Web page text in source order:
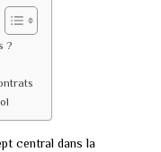
?
central dans la